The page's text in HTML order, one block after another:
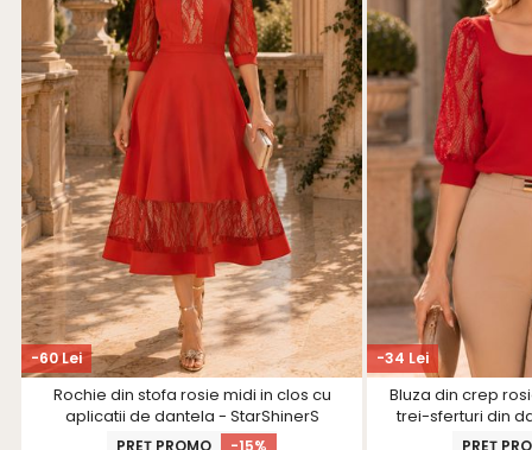
-60 Lei
Rochie din stofa rosie midi in clos cu
aplicatii de dantela - StarShinerS
PREȚ PROMO -15%
-34 Lei
Bluza din crep
trei-sferturi din
PREȚ